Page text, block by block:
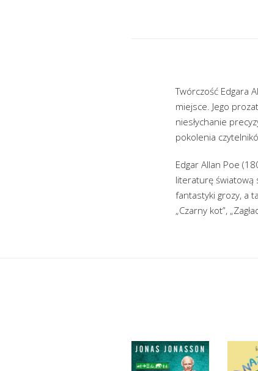
Twórczość Edgara
miejsce. Jego
niesłychanie
pokolenia
Edgar Allan Poe
literaturę światową
fantastyki grozy, a
„Czarny kot”,